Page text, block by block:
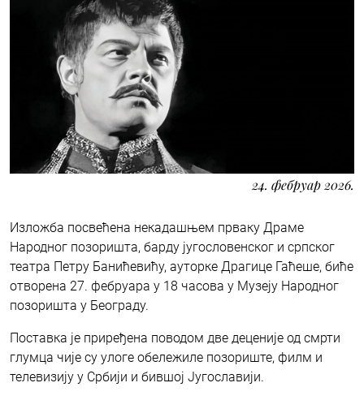
24. фебруар 2026.
Изложба посвећена некадашњем прваку Драме
Народног позоришта, барду југословенског и српског
театра Петру Банићевићу, ауторке Драгице Гаћеше, биће
отворена 27. фебруара у 18 часова у Музеју Народног
позоришта у Београду.
Поставка је приређена поводом две деценије од смрти
глумца чије су улоге обележиле позориште, филм и
телевизију у Србији и бившој Југославији.